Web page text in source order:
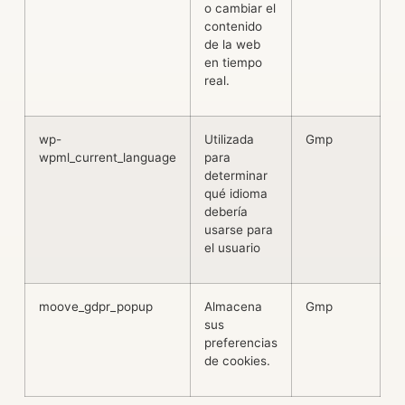
o cambiar el
contenido
de la web
en tiempo
real.
wp-
wpml_current_language
Utilizada
para
determinar
qué idioma
debería
usarse para
el usuario
Gmp
moove_gdpr_popup
Almacena
sus
preferencias
de cookies.
Gmp